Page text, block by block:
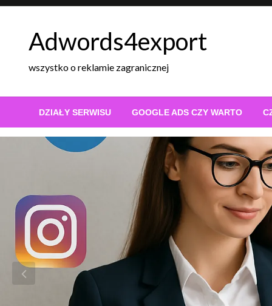
Skip
Adwords4export
wszystko o reklamie zagranicznej
DZIAŁY SERWISU GOOGLE ADS CZY WARTO